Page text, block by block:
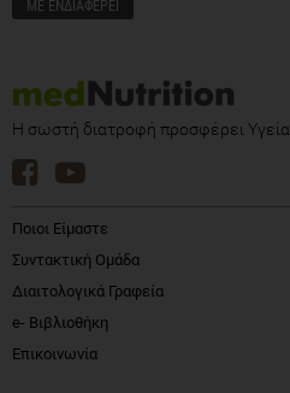
Η σωστή διατροφή προσφέρει Υγεία
Ποιοι Είμαστε
Συντακτική Ομάδα
Διαιτολογικά Γραφεία
e- Βιβλιοθήκη
Επικοινωνία